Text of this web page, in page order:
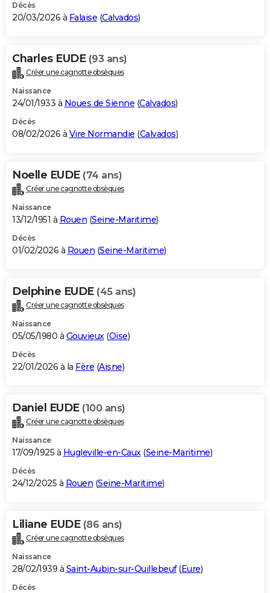
Décès
20/03/2026 à Falaise (Calvados)
Charles EUDE (93 ans)
Créer une cagnotte obsèques
Naissance
24/01/1933 à Noues de Sienne (Calvados)
Décès
08/02/2026 à Vire Normandie (Calvados)
Noelle EUDE (74 ans)
Créer une cagnotte obsèques
Naissance
13/12/1951 à Rouen (Seine-Maritime)
Décès
01/02/2026 à Rouen (Seine-Maritime)
Delphine EUDE (45 ans)
Créer une cagnotte obsèques
Naissance
05/05/1980 à Gouvieux(Oise)
Décès
22/01/2026 à la Fère (Aisne)
Daniel EUDE (100 ans)
Créer une cagnotte obsèques
Naissance
17/09/1925 à Hugleville-en-Caux(Seine-Maritime)
Décès
24/12/2025 à Rouen (Seine-Maritime)
Liliane EUDE (86 ans)
Créer une cagnotte obsèques
Naissance
28/02/1939 à Saint-Aubin-sur-Quillebeuf(Eure)
Décès